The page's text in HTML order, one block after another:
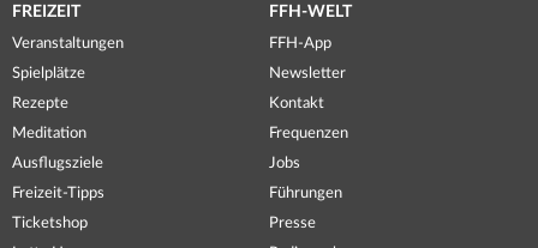
FREIZEIT
Veranstaltungen
Spielplätze
Rezepte
Meditation
Ausflugsziele
Freizeit-Tipps
Ticketshop
FFH-WELT
FFH-App
Newsletter
Kontakt
Frequenzen
Jobs
Führungen
Presse